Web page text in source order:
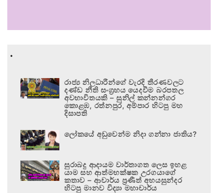
.
රාජ්‍ය නිලධාරීන්ගේ වැරදි තීරණවලට
දණ්ඩ නීති සංග්‍රහය යෙදවීම බරපතල
අවභාවිතයකි – සුනිල් කන්නන්ගර
කොළඹ, රත්නපුර, අම්පාර හිටපු මහ
දිසාපති
ලෝකයේ අඩුවෙන්ම නිදා ගන්නා ජාතිය?
සුරාබදු ආදායම වාර්තාගත ලෙස ඉහළ
යාම සහ ආත්මභක්ෂක උරගයාගේ
කතාව – ආචාර්ය ප්‍රණීත් අභයසුන්දර
හිටපු මානව විද්‍යා මහාචාර්ය